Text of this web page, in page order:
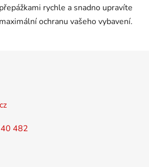
rychle a snadno upravíte
ochranu vašeho vybavení.
482